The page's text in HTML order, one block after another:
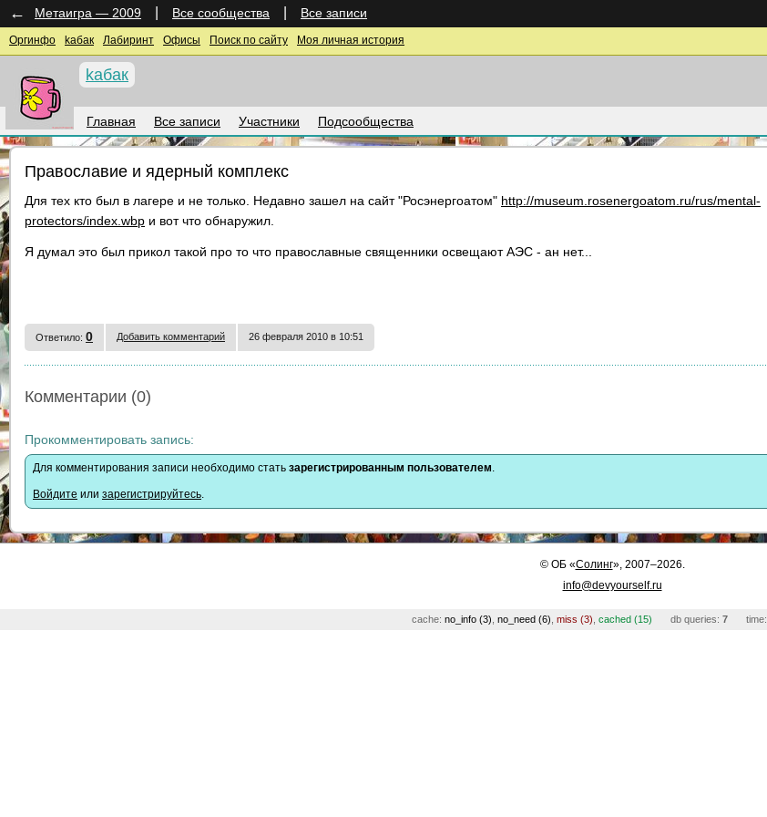
← Метаигра — 2009 Все сообщества Все записи
Оргинфо kaбак Лабиринт Офисы Поиск по сайту Моя личная история
kaбак
Главная Все записи Участники Подсообщества
Православие и ядерный комплекс
Для тех кто был в лагере и не только. Недавно зашел на сайт "Росэнергоатом" http://museum.rosenergoatom.ru/rus/mental-
protectors/index.wbp и вот что обнаружил.
Я думал это был прикол такой про то что православные священники освещают АЭС - ан нет...
Ответило: 0 Добавить комментарий 26 февраля 2010 в 10:51
Комментарии (0)
Прокомментировать запись:
Для комментирования записи необходимо стать зарегистрированным пользователем.
Войдите или зарегистрируйтесь.
©ОБ «Солинг», 2007–2026.
info@devyourself.ru
cache: no_info (3) no_need (6) miss (3) cached (15) db queries: 7 time: